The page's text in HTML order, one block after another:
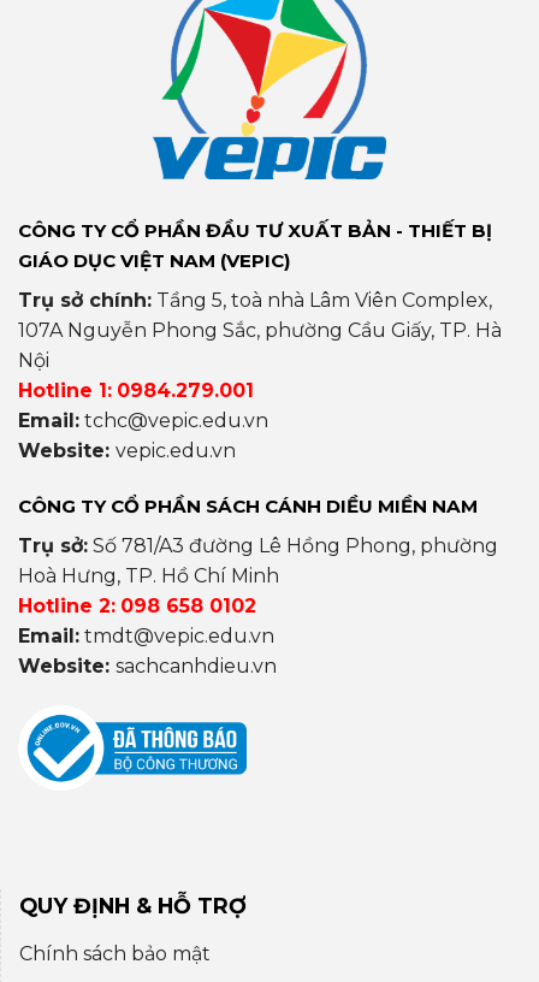
CÔNG TY CỔ PHẦN ĐẦU TƯ XUẤT BẢN - THIẾT BỊ
GIÁO DỤC VIỆT NAM (VEPIC)
Trụ sở chính: Tầng 5, toà nhà Lâm Viên Complex,
107A Nguyễn Phong Sắc, phường Cầu Giấy, TP. Hà
Nội
Hotline 1: 0984.279.001
Email: tchc@vepic.edu.vn
Website: vepic.edu.vn
CÔNG TY CỔ PHẦN SÁCH CÁNH DIỀU MIỀN NAM
Trụ sở: Số 781/A3 đường Lê Hồng Phong, phường
Hoà Hưng, TP. Hồ Chí Minh
Hotline 2: 098 658 0102
Email: tmdt@vepic.edu.vn
Website: sachcanhdieu.vn
QUY ĐỊNH & HỖ TRỢ
Chính sách bảo mật